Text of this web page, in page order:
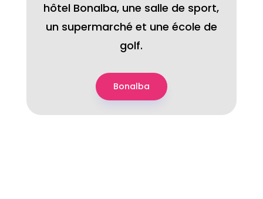
hôtel Bonalba, une salle de sport,
un supermarché et une école de
golf.
Bonalba